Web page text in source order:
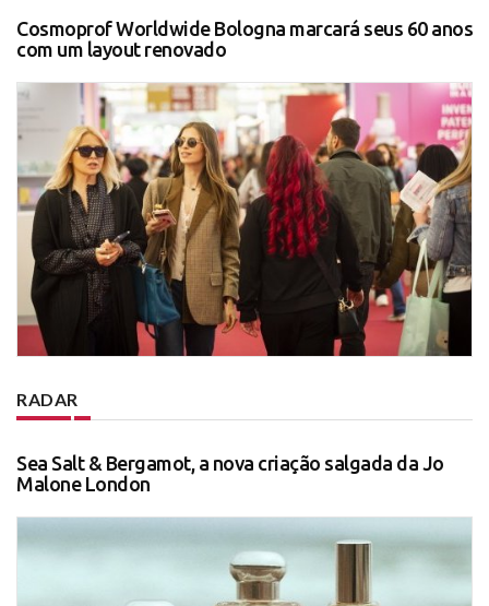
Cosmoprof Worldwide Bologna marcará seus 60 anos
com um layout renovado
RADAR
Sea Salt & Bergamot, a nova criação salgada da Jo
Malone London